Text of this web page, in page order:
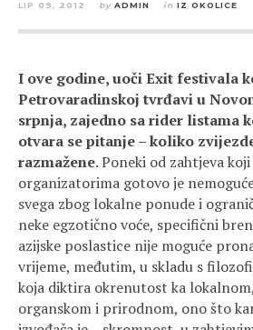
LIP 09, 2012 by ADMIN in IZ OKOLICE
I ove godine, uoči Exit festivala
Petrovaradinskoj tvrđavi u
srpnja, zajedno sa rider listama
otvara se pitanje – koliko
razmažene. Poneki od zahtjeva
organizatorima gotovo je
svega zbog lokalne ponude i
neke egzotično voće, specifični
azijske poslastice nije moguće
vrijeme, međutim, u skladu s
koja diktira okrenutost ka
organskom i prirodnom, ono što